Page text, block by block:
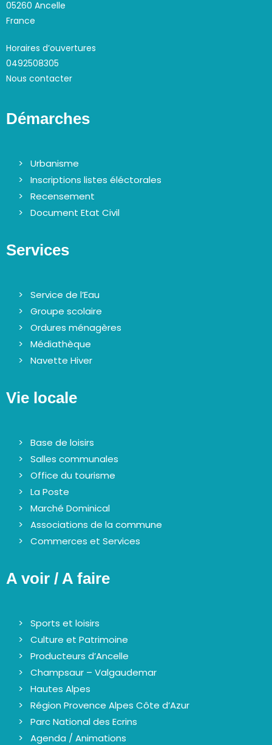
05260 Ancelle
France
Horaires d’ouvertures
0492508305
Nous contacter
Démarches
Urbanisme
Inscriptions listes éléctorales
Recensement
Document Etat Civil
Services
Service de l’Eau
Groupe scolaire
Ordures ménagères
Médiathèque
Navette Hiver
Vie locale
Base de loisirs
Salles communales
Office du tourisme
La Poste
Marché Dominical
Associations de la commune
Commerces et Services
A voir / A faire
Sports et loisirs
Culture et Patrimoine
Producteurs d’Ancelle
Champsaur – Valgaudemar
Hautes Alpes
Région Provence Alpes Côte d’Azur
Parc National des Ecrins
Agenda / Animations